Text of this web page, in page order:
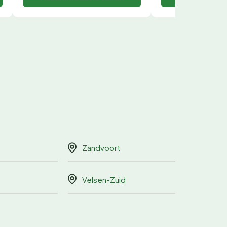
Zandvoort
Velsen-Zuid